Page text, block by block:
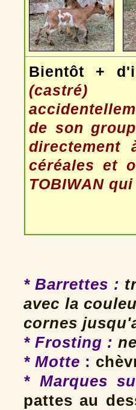
Bientôt +
(castré)
de son
céréales et
TOBIWAN
* Barrettes :
avec la
cornes
* Frosting :
* Motte :
* Marques
pattes au